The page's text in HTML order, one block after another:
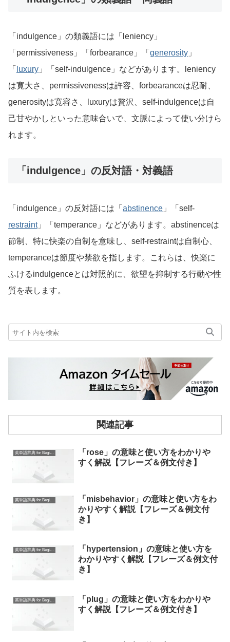
「indulgence」の類義語には「leniency」
「permissiveness」「forbearance」「 generosity 」
「
luxury 」「self-indulgence」などがあります。leniency
は寛大さ、permissivenessは許容、forbearanceは忍耐、
generosityは寛容さ、luxuryは贅沢、self-indulgenceは自
己甘やかしといった意味合いで、文脈によって使い分けら
れます。
「indulgence」の反対語・対義語
「indulgence」の反対語には「 abstinence 」「self-
restraint」「temperance」などがあります。abstinenceは
節制、特に快楽の自制を意味し、self-restraintは自制心、
temperanceは節度や禁欲を指します。これらは、快楽に
ふけるindulgenceとは対照的に、欲望を抑制する行動や性
質を表します。
関連記事
英単語辞典 for Beginners
「rose」の意味と使い方をわかりや
すく解説【フレーズ＆例文付き】
英単語辞典 for Beginners
「misbehavior」の意味と使い方をわ
かりやすく解説【フレーズ＆例文付
き】
英単語辞典 for Beginners
「hypertension」の意味と使い方を
わかりやすく解説【フレーズ＆例文付
き】
英単語辞典 for Beginners
「plug」の意味と使い方をわかりや
すく解説【フレーズ＆例文付き】